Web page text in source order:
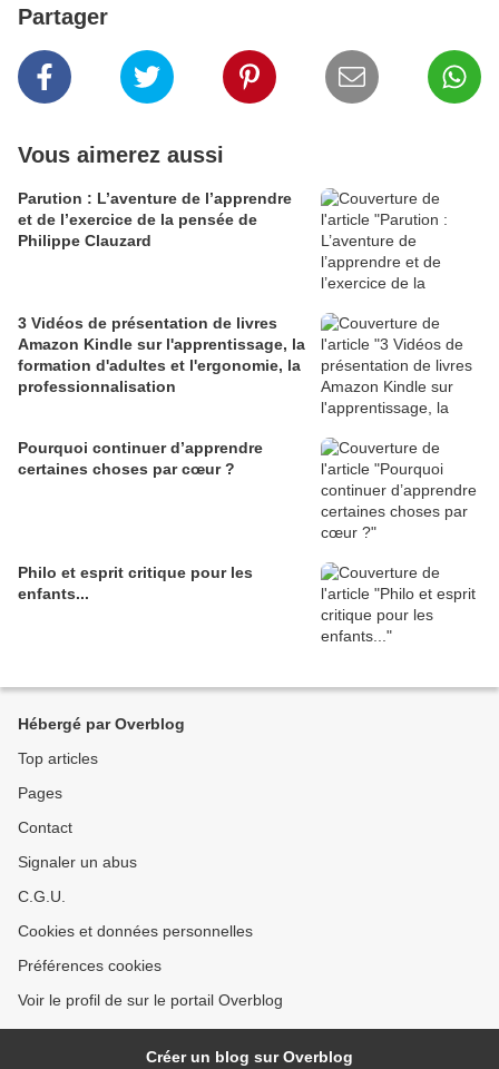
Partager
Vous aimerez aussi
Parution : L’aventure de l’apprendre
et de l’exercice de la pensée de
Philippe Clauzard
3 Vidéos de présentation de livres
Amazon Kindle sur l'apprentissage, la
formation d'adultes et l'ergonomie, la
professionnalisation
Pourquoi continuer d’apprendre
certaines choses par cœur ?
Philo et esprit critique pour les
enfants...
Hébergé par Overblog
Top articles
Pages
Contact
Signaler un abus
C.G.U.
Cookies et données personnelles
Préférences cookies
Voir le profil de sur le portail Overblog
Créer un blog sur Overblog